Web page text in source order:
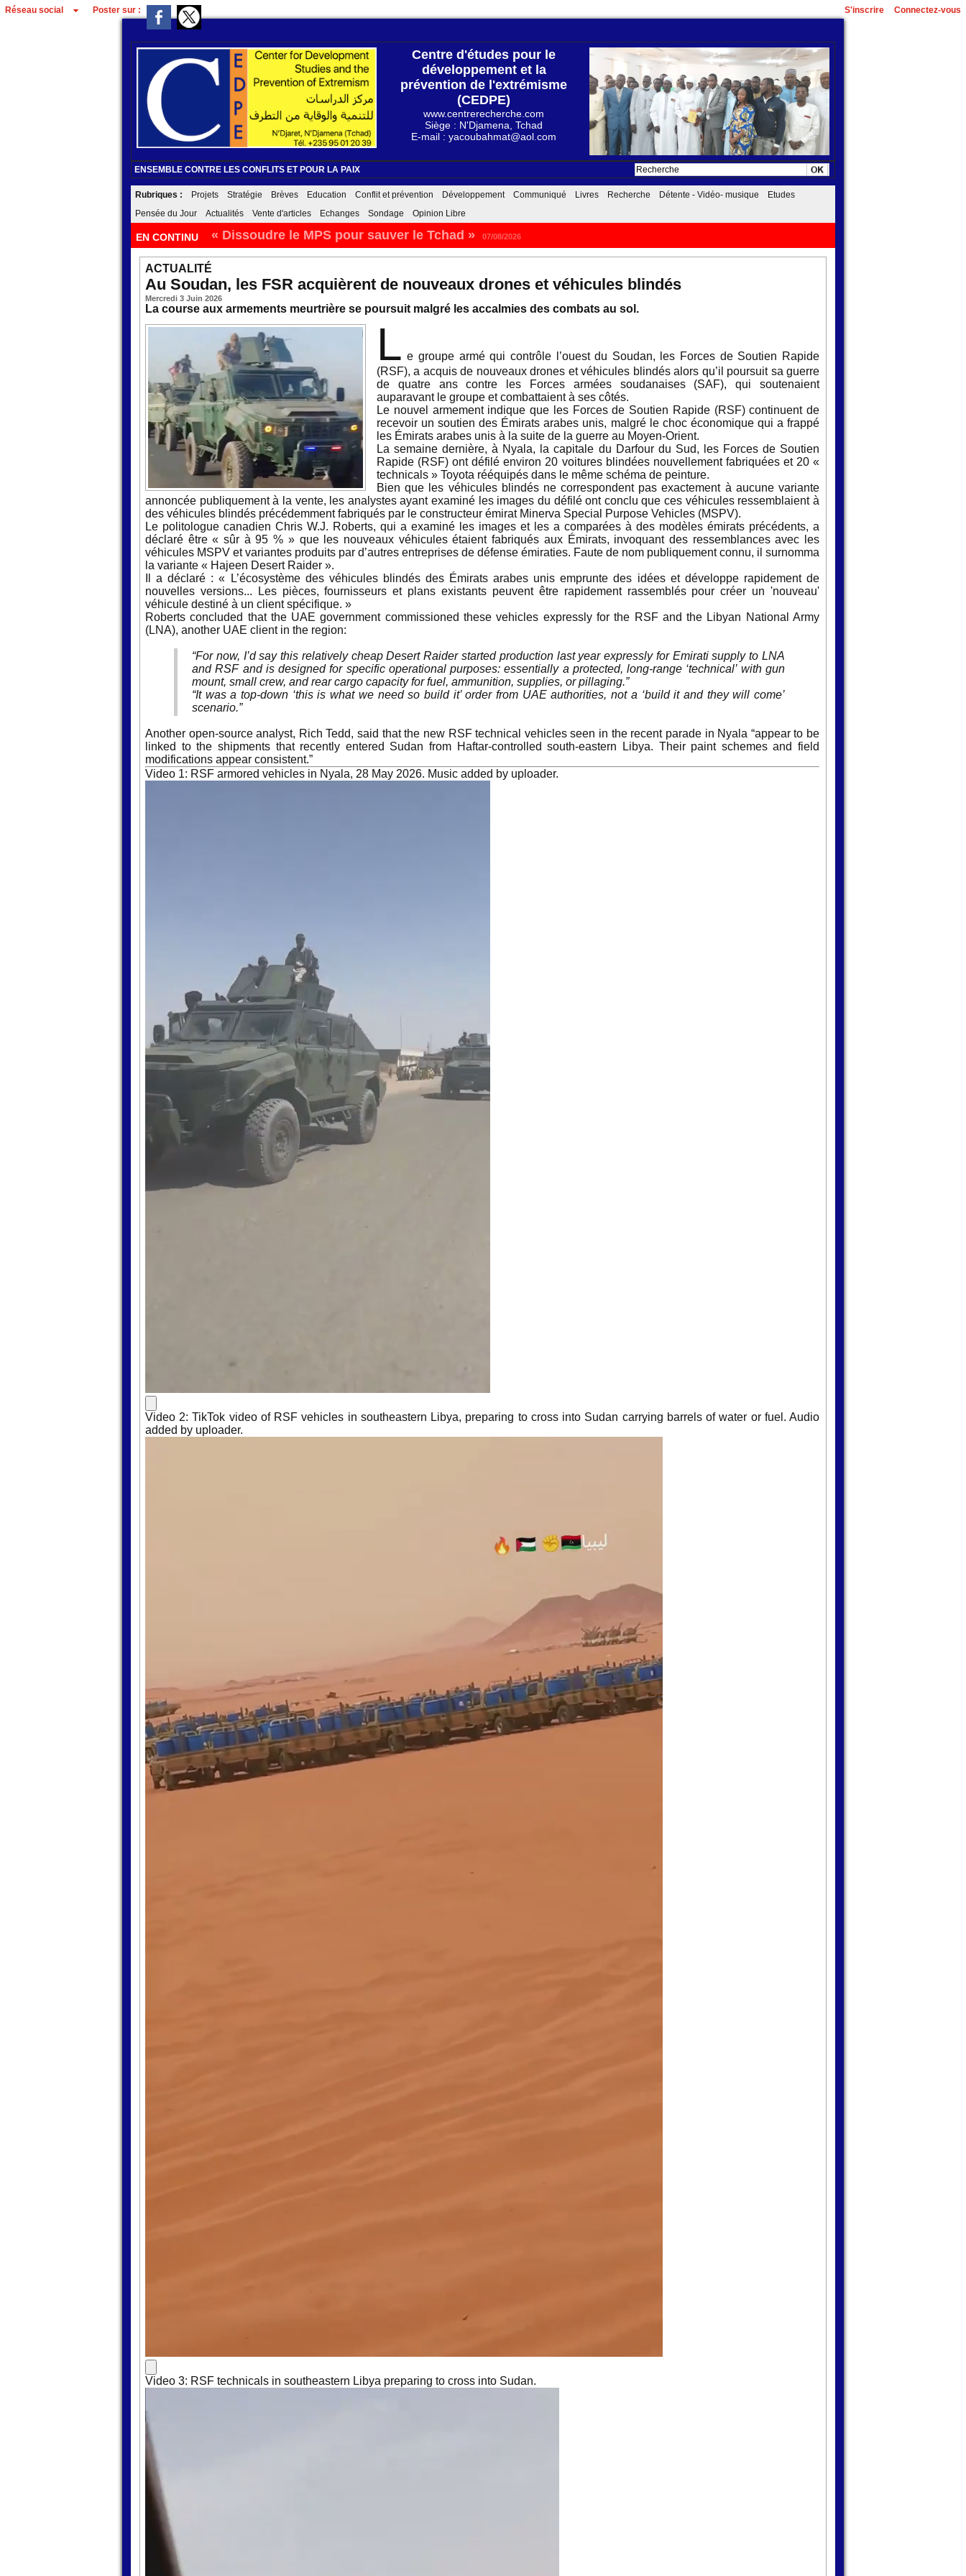
Réseau social Poster sur : Connectez-vous
S'inscrire
Centre d'études pour le
développement et la
prévention de l'extrémisme
(CEDPE)
www.centrerecherche.com
Siège : N'Djamena, Tchad
E-mail : yacoubahmat@aol.com
ENSEMBLE CONTRE LES CONFLITS ET POUR LA PAIX
Rubriques : Projets Stratégie Brèves Education Conflit et prévention Développement Communiqué Livres Recherche Détente - Vidéo- musique
Etudes
Pensée du Jour
Actualités Vente d'articles Echanges Sondage Opinion Libre
EN CONTINU « Dissoudre le MPS pour sauver le Tchad » 07/08/2026
ACTUALITÉ
Au Soudan, les FSR acquièrent de nouveaux drones et véhicules blindés
Mercredi 3 Juin 2026
La course aux armements meurtrière se poursuit malgré les accalmies des combats au sol.
L e groupe armé qui contrôle l’ouest du Soudan, les Forces de Soutien Rapide
(RSF), a acquis de nouveaux drones et véhicules blindés alors qu’il poursuit sa guerre
de quatre ans contre les Forces armées soudanaises (SAF), qui soutenaient
auparavant le groupe et combattaient à ses côtés.
Le nouvel armement indique que les Forces de Soutien Rapide (RSF) continuent de
recevoir un soutien des Émirats arabes unis, malgré le choc économique qui a frappé
les Émirats arabes unis à la suite de la guerre au Moyen-Orient.
La semaine dernière, à Nyala, la capitale du Darfour du Sud, les Forces de Soutien
Rapide (RSF) ont défilé environ 20 voitures blindées nouvellement fabriquées et 20 «
technicals » Toyota rééquipés dans le même schéma de peinture.
Bien que les véhicules blindés ne correspondent pas exactement à aucune variante
annoncée publiquement à la vente, les analystes ayant examiné les images du défilé ont conclu que ces véhicules ressemblaient à
des véhicules blindés précédemment fabriqués par le constructeur émirat Minerva Special Purpose Vehicles (MSPV).
Le politologue canadien Chris W.J. Roberts, qui a examiné les images et les a comparées à des modèles émirats précédents, a
déclaré être « sûr à 95 % » que les nouveaux véhicules étaient fabriqués aux Émirats, invoquant des ressemblances avec les
véhicules MSPV et variantes produits par d’autres entreprises de défense émiraties. Faute de nom publiquement connu, il surnomma
la variante « Hajeen Desert Raider ».
Il a déclaré : « L’écosystème des véhicules blindés des Émirats arabes unis emprunte des idées et développe rapidement de
nouvelles versions... Les pièces, fournisseurs et plans existants peuvent être rapidement rassemblés pour créer un 'nouveau'
véhicule destiné à un client spécifique. »
Roberts concluded that the UAE government commissioned these vehicles expressly for the RSF and the Libyan National Army
(LNA), another UAE client in the region:
“For now, I’d say this relatively cheap Desert Raider started production last year expressly for Emirati supply to LNA
and RSF and is designed for specific operational purposes: essentially a protected, long-range ‘technical’ with gun
mount, small crew, and rear cargo capacity for fuel, ammunition, supplies, or pillaging.”
“It was a top-down ‘this is what we need so build it’ order from UAE authorities, not a ‘build it and they will come’
scenario.”
Another open-source analyst, Rich Tedd, said that the new RSF technical vehicles seen in the recent parade in Nyala “appear to be
linked to the shipments that recently entered Sudan from Haftar-controlled south-eastern Libya. Their paint schemes and field
modifications appear consistent.”
Video 1: RSF armored vehicles in Nyala, 28 May 2026. Music added by uploader.
Video 2: TikTok video of RSF vehicles in southeastern Libya, preparing to cross into Sudan carrying barrels of water or fuel. Audio
added by uploader.
Video 3: RSF technicals in southeastern Libya preparing to cross into Sudan.